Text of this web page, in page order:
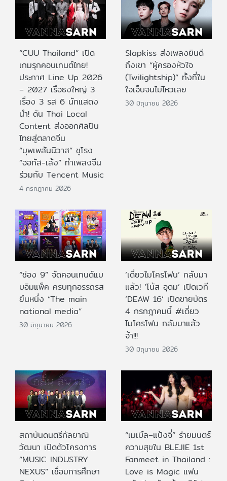
“CUU Thailand” เปิด
เกมรุกคอนเทนต์ไทย!
ประกาศ Line Up 2026
– 2027 เรือธงใหญ่ 3
เรื่อง 3 รส 6 นักแสดง
นำ! ดัน Thai Local
Content ส่งออกศิลปิน
ไทยสู่ตลาดจีน
“บุพเพสันนิวาส” ชูโรง
“ออกัส-เล้ง” ทำเพลงจีน
ร่วมกับ Tencent Music
4 กรกฎาคม 2026
Slapkiss ส่งเพลงยินดี
ถึงเขา “ผู้ครองหัวใจ
(Twilightship)” ทั้งที่ใน
ใจเจ็บจนไม่ไหวเลย
30 มิถุนายน 2026
“ช่อง 9” จัดคอนเทนต์แบ
บอิมแพ็ค ครบทุกอรรถรส
ยืนหนึ่ง “The main
national media”
30 มิถุนายน 2026
‘เดี่ยวไมโครโฟน’ กลับมา
แล้ว! ‘โน้ส อุดม’ เปิดเวที
‘DEAW 16’ เปิดขายบัตร
4 กรกฎาคมนี้ #เดี่ยว
ไมโครโฟน กลับมาแล้ว
จ้า!!!
30 มิถุนายน 2026
สถาบันดนตรีกัลยาณิ
วัฒนา เปิดตัวโครงการ
“MUSIC INDUSTRY
NEXUS” เชื่อมการศึกษา
“เมเบิ้ล–แป้งจี่” ร่ายมนตร์
ความสุขใน BLEJIE 1st
Fanmeet in Thailand :
Love is Magic แฟน